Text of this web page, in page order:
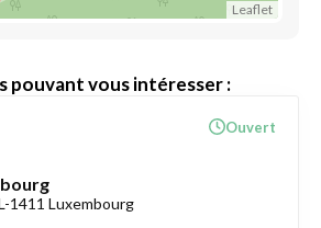
Leaflet
pouvant vous intéresser :
1411 Luxembourg
Ouvert